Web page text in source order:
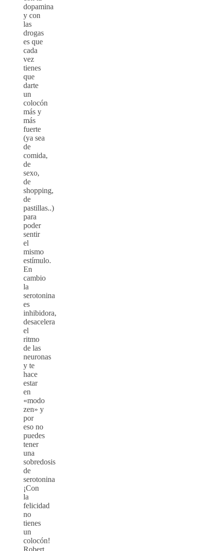
dopamina
y con
las
drogas
es que
cada
vez
tienes
que
darte
un
colocón
más y
más
fuerte
(ya sea
de
comida,
de
sexo,
de
shopping,
de
pastillas..)
para
poder
sentir
el
mismo
estímulo.
En
cambio
la
serotonina
es
inhibidora,
desacelera
el
ritmo
de las
neuronas
y te
hace
estar
en
«modo
zen» y
por
eso no
puedes
tener
una
sobredosis
de
serotonina
¡Con
la
felicidad
no
tienes
un
colocón!